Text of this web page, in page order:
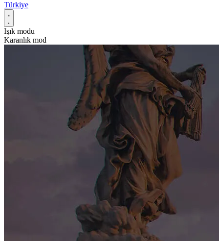
Türkiye
Işık modu
Karanlık mod